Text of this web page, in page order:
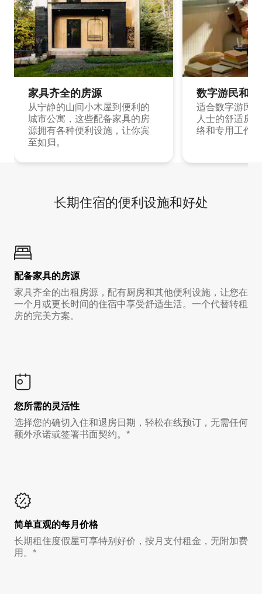
家具齐全的房源
从宁静的山间小木屋到便利的
城市公寓，这些配备家具的房
源拥有各种便利设施，让你宾
至如归。
数字游民和
适合数字游民
人士的舒适房
络和专用工作
长期住宿的便利设施和好处
配备家具的房源
家具齐全的出租房源，配有厨房和其他便利设施，让您在
一个月或更长时间的住宿中享受舒适生活。一个代替转租
房的完美方案。
您所需的灵活性
选择您的确切入住和退房日期，轻松在线预订，无需任何
额外承诺或签署书面契约。*
简单直观的每月价格
长期租住度假屋可享特别好价，按月支付租金，无附加费
用。*